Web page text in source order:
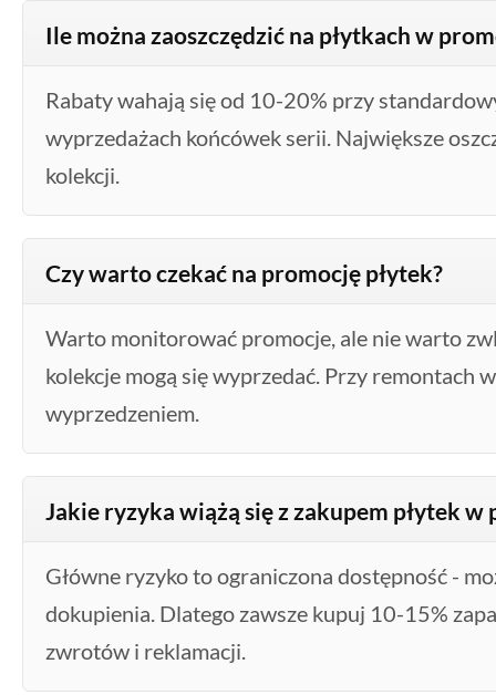
Ile można zaoszczędzić na płytkach w
Rabaty wahają się od 10-20% przy
wyprzedażach końcówek serii. Największe
kolekcji.
Czy warto czekać na promocję płytek?
Warto monitorować promocje, ale nie warto
kolekcje mogą się wyprzedać. Przy remontach
wyprzedzeniem.
Jakie ryzyka wiążą się z zakupem płytek w
Główne ryzyko to ograniczona dostępność -
dokupienia. Dlatego zawsze kupuj 10-15%
zwrotów i reklamacji.